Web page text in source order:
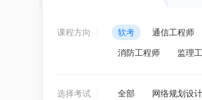
课程方向 软考 通信工程师
消防工程师 监理
选择考试 全部 网络规划设